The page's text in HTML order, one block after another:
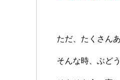
ただ、たくさん
そんな時、ぶど